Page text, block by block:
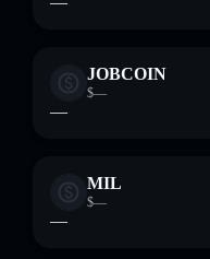
JOBCOIN
$—
—
MIL
$—
—